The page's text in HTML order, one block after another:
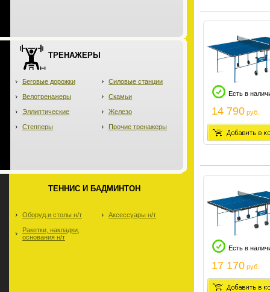
ТРЕНАЖЕРЫ
Беговые дорожки
Велотренажеры
Эллиптические
Степперы
Силовые станции
Скамьи
Железо
Прочие тренажеры
ТЕННИС И БАДМИНТОН
Оборуд.и столы н/т
Ракетки, накладки,
основания н/т
Аксессуары н/т
Есть в
14 790 руб.
Есть в
17 170 руб.